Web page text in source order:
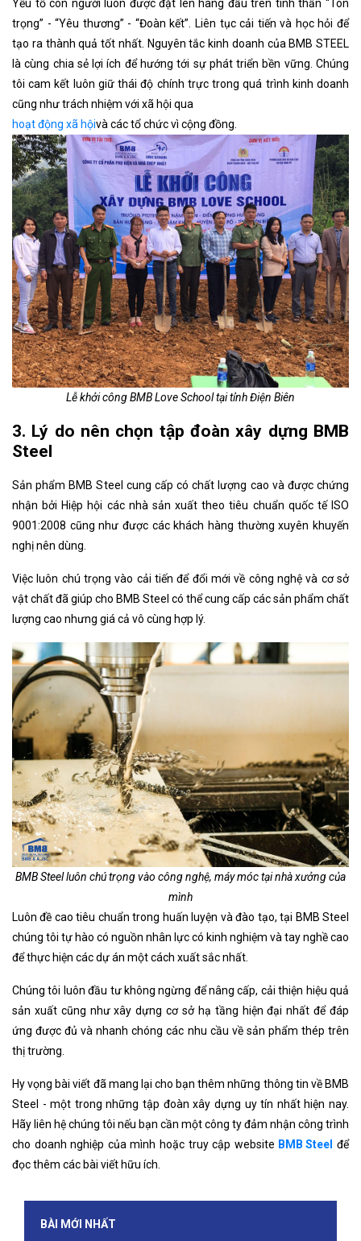
Yếu tố con người luôn được đặt lên hàng đầu trên tinh thần “Tôn
trọng” - “Yêu thương” - “Đoàn kết”. Liên tục cải tiến và học hỏi để
tạo ra thành quả tốt nhất. Nguyên tắc kinh doanh của BMB STEEL
là cùng chia sẻ lợi ích để hướng tới sự phát triển bền vững. Chúng
tôi cam kết luôn giữ thái độ chính trực trong quá trình kinh doanh
cũng như trách nhiệm với xã hội qua
hoạt động xã hộivà các tổ chức vì cộng đồng.
Lễ khởi công BMB Love School tại tỉnh Điện Biên
3. Lý do nên chọn tập đoàn xây dựng BMB
Steel
Sản phẩm BMB Steel cung cấp có chất lượng cao và được chứng
nhận bởi Hiệp hội các nhà sản xuất theo tiêu chuẩn quốc tế ISO
9001:2008 cũng như được các khách hàng thường xuyên khuyến
nghị nên dùng.
Việc luôn chú trọng vào cải tiến để đổi mới về công nghệ và cơ sở
vật chất đã giúp cho BMB Steel có thể cung cấp các sản phẩm chất
lượng cao nhưng giá cả vô cùng hợp lý.
BMB Steel luôn chú trọng vào công nghệ, máy móc tại nhà xưởng của
mình
Luôn đề cao tiêu chuẩn trong huấn luyện và đào tạo, tại BMB Steel
chúng tôi tự hào có nguồn nhân lực có kinh nghiệm và tay nghề cao
để thực hiện các dự án một cách xuất sắc nhất.
Chúng tôi luôn đầu tư không ngừng để nâng cấp, cải thiện hiệu quả
sản xuất cũng như xây dựng cơ sở hạ tầng hiện đại nhất để đáp
ứng được đủ và nhanh chóng các nhu cầu về sản phẩm thép trên
thị trường.
Hy vọng bài viết đã mang lại cho bạn thêm những thông tin về BMB
Steel - một trong những tập đoàn xây dựng uy tín nhất hiện nay.
Hãy liên hệ chúng tôi nếu bạn cần một công ty đảm nhận công trình
cho doanh nghiệp của mình hoặc truy cập website BMB Steel để
đọc thêm các bài viết hữu ích.
BÀI MỚI NHẤT